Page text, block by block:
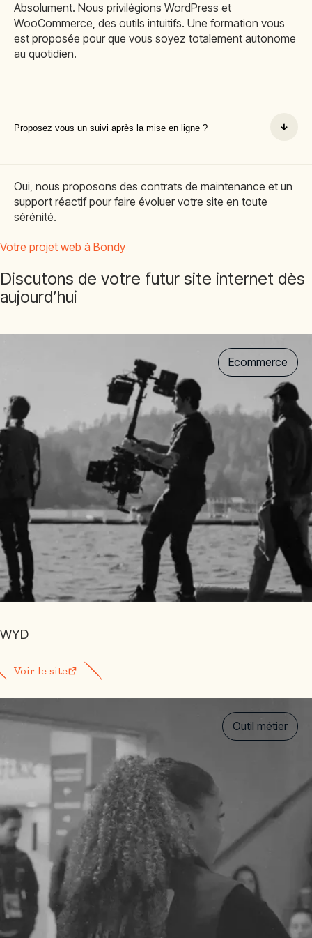
Absolument. Nous privilégions WordPress et
WooCommerce, des outils intuitifs. Une formation vous
est proposée pour que vous soyez totalement autonome
au quotidien.
Proposez vous un suivi après la mise en ligne ?
Oui, nous proposons des contrats de maintenance et un
support réactif pour faire évoluer votre site en toute
sérénité.
Votre projet web à Bondy
Discutons de votre futur site internet dès
aujourd’hui
Ecommerce
WYD
Voir le site
Outil métier